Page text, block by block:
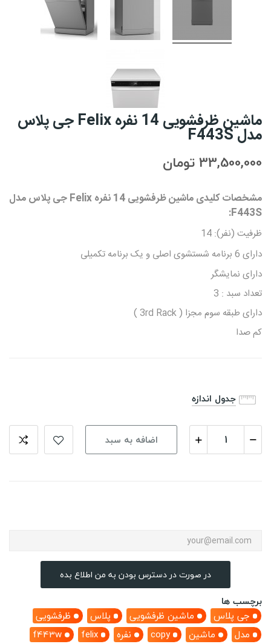
ماشین ظرفشویی 14 نفره Felix جی پلاس
مدل F443S
33,500,000 تومان
مشخصات کلیدی
ماشین ظرفشویی 14 نفره Felix جی پلاس مدل
F443S
:
ظرفیت (نفر): 14
دارای 6 برنامه شستشوی اصلی و یک برنامه تکمیلی
دارای نمایشگر
تعداد سبد : 3
دارای طبقه سوم مجزا ( 3rd Rack )
کم صدا
جدول اندازه
اضافه به سبد
در صورت در دسترس بودن به من اطلاع بده
برچسب ها
جی پلاس
ماشین ظرفشویی پلاس
ظرفشویی
مدل
ماشین copy نفره felix
f443w